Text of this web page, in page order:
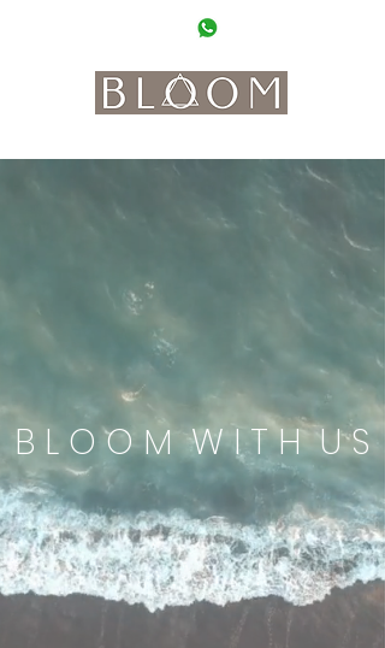
B L O O M W I T H U S